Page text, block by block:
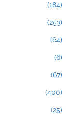
(184)
(253)
(64)
(6)
(67)
(400)
(25)